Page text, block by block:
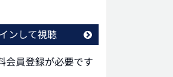
ンして視聴
会員登録が必要です